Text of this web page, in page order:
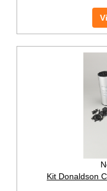
Kit Donaldson